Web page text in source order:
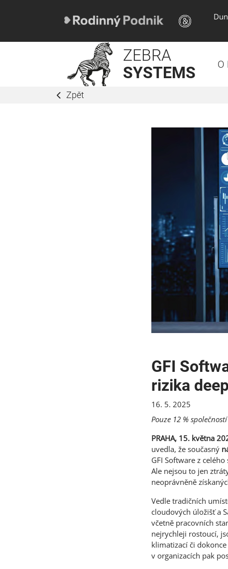
ZEBRA
SYSTEMS
O
Zpět
GFI
rizika
16. 5. 2025
Pouze 12 %
PRAHA, 15. května
uvedla, že současný
GFI Software z
Ale nejsou to jen
neoprávněně
Vedle tradičních
cloudových úložišť a
včetně pracovních
nejrychleji rostoucí,
klimatizací či
v organizacích pak